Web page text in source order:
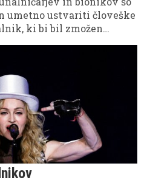
umetno ustvariti človeške
ki bi bil zmožen
na enkrat. Vendar